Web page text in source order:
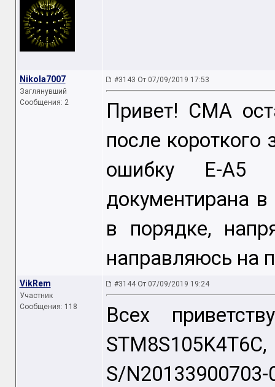
Nikola7007
Заглянувший
Сообщения: 2
#3143 От 07/09/2019 17:53
Привет! СМА
после
ошибку E-A5
документирана
в порядке,
направляюсь на
VikRem
Участник
Сообщения: 118
#3144 От 07/09/2019 19:24
Всех
S/